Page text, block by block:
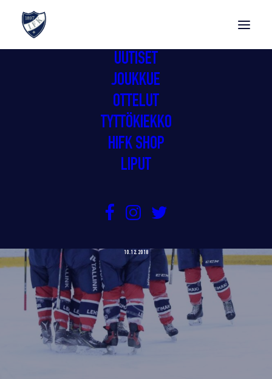
UUTISET
JOUKKUE
OTTELUT
TYTTÖKIEKKO
HIFK SHOP
LIPUT
GIMMOJEN VIIKKORAPORTTI:
10.12.2018